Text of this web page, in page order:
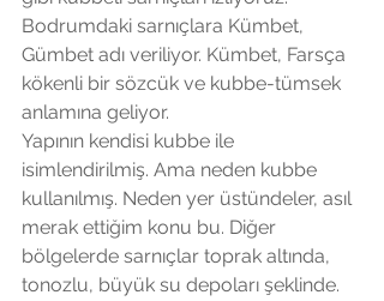
Bodrumdaki sarnıçlara Kümbet,
Gümbet adı veriliyor. Kümbet, Farsça
kökenli bir sözcük ve kubbe-tümsek
anlamına geliyor.
Yapının kendisi kubbe ile
isimlendirilmiş. Ama neden kubbe
kullanılmış. Neden yer üstündeler, asıl
merak ettiğim konu bu. Diğer
bölgelerde sarnıçlar toprak altında,
tonozlu, büyük su depoları şeklinde.